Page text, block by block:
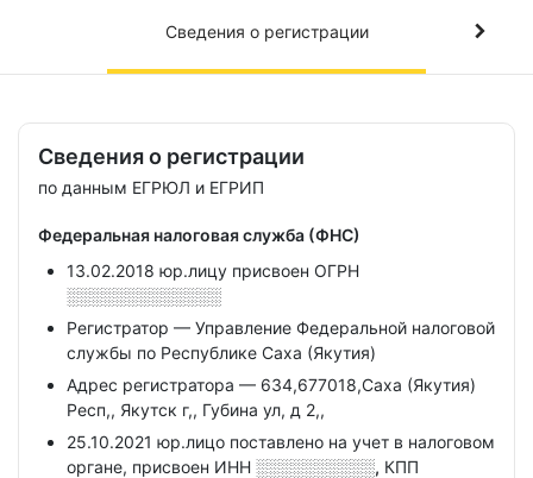
Сведения о регистрации
Сведения о регистрации
по данным ЕГРЮЛ и ЕГРИП
Федеральная налоговая служба (ФНС)
13.02.2018 юр.лицу присвоен ОГРН
░░░░░░░░░░░░░
Регистратор — Управление Федеральной налоговой
службы по Республике Саха (Якутия)
Адрес регистратора — 634,677018,Саха (Якутия)
Респ,, Якутск г,, Губина ул, д 2,,
25.10.2021 юр.лицо поставлено на учет в налоговом
органе, присвоен ИНН ░░░░░░░░░░, КПП